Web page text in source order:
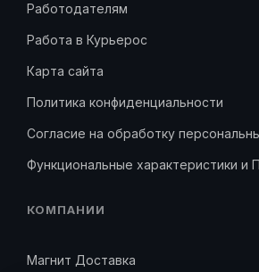
Работодателям
Работа в Курьерос
Карта сайта
Политика конфиденциальности
Согласие на обработку
Функциональные характеристики и
КОМПАНИИ
Магнит Доставка